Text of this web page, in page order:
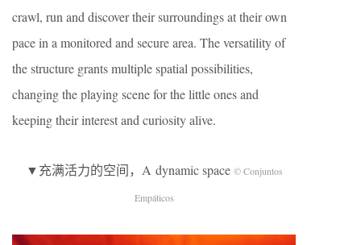
crawl, run and discover their surroundings at their own
pace in a monitored and secure area. The versatility of
the structure grants multiple spatial possibilities,
changing the playing scene for the little ones and
keeping their interest and curiosity alive.
▼充满活力的空间，A dynamic space © Conjuntos
Empáticos